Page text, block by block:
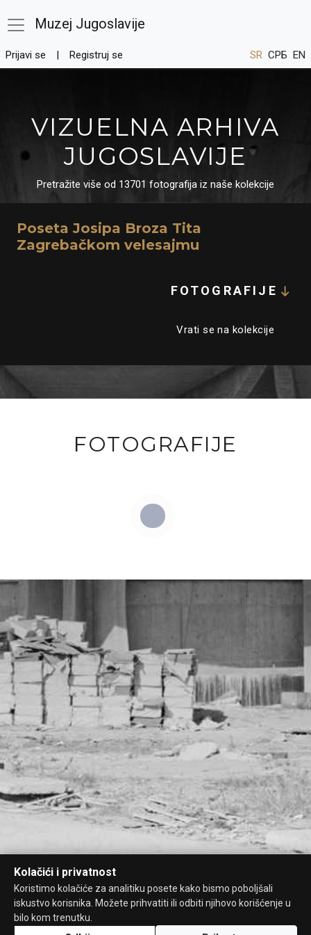
Muzej Jugoslavije
Prijavi se Registruj se SR СРБ EN
VIZUELNA ARHIVA
JUGOSLAVIJE
Pretražite više od 13701 fotografija iz naše kolekcije
Poseta Josipa Broza Tita
Zagrebačkom velesajmu
FOTOGRAFIJE
Vrati se na kolekcije
FOTOGRAFIJE
Kolačići i privatnost
Koristimo kolačiće za analitiku posete kako bismo poboljšali
iskustvo korisnika. Možete prihvatiti ili odbiti njihovo korišćenje u
bilo kom trenutku.